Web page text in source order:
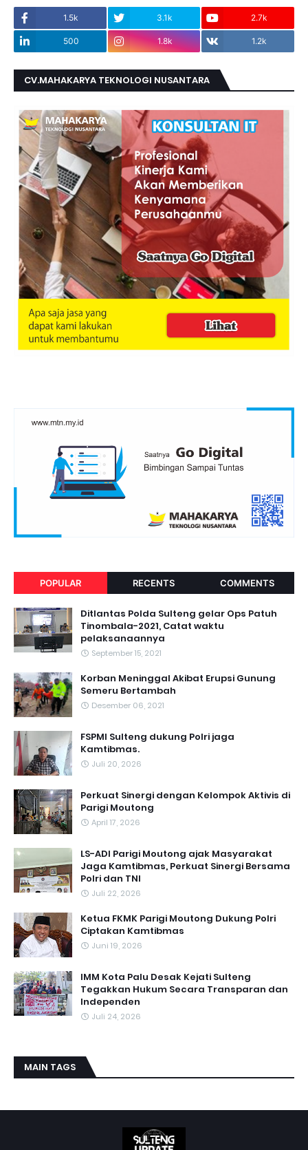
1.5k 3.1k 2.7k
500 1.8k 1.2k
CV.MAHAKARYA TEKNOLOGI NUSANTARA
POPULAR RECENTS COMMENTS
Ditlantas Polda Sulteng gelar Ops Patuh
Tinombala-2021, Catat waktu
pelaksanaannya
September 15, 2021
Korban Meninggal Akibat Erupsi Gunung
Semeru Bertambah
Desember 06, 2021
FSPMI Sulteng dukung Polri jaga
Kamtibmas.
Juli 20, 2026
Perkuat Sinergi dengan Kelompok Aktivis di
Parigi Moutong
April 17, 2026
LS-ADI Parigi Moutong ajak Masyarakat
Jaga Kamtibmas, Perkuat Sinergi Bersama
Polri dan TNI
Juli 22, 2026
Ketua FKMK Parigi Moutong Dukung Polri
Ciptakan Kamtibmas
Juni 19, 2026
IMM Kota Palu Desak Kejati Sulteng
Tegakkan Hukum Secara Transparan dan
Independen
Juli 24, 2026
MAIN TAGS